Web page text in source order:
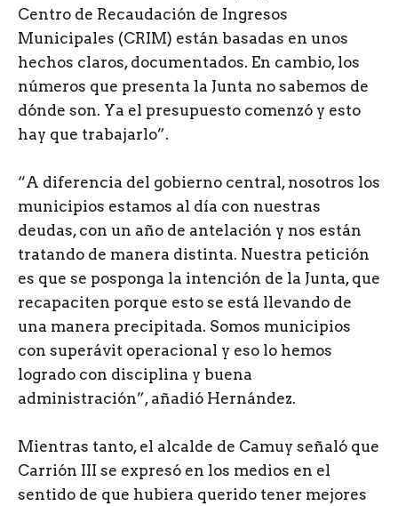
Centro de Recaudación de Ingresos
Municipales (CRIM) están basadas en unos
hechos claros, documentados. En cambio, los
números que presenta la Junta no sabemos de
dónde son. Ya el presupuesto comenzó y esto
hay que trabajarlo”.
“A diferencia del gobierno central, nosotros los
municipios estamos al día con nuestras
deudas, con un año de antelación y nos están
tratando de manera distinta. Nuestra petición
es que se posponga la intención de la Junta, que
recapaciten porque esto se está llevando de
una manera precipitada. Somos municipios
con superávit operacional y eso lo hemos
logrado con disciplina y buena
administración”, añadió Hernández.
Mientras tanto, el alcalde de Camuy señaló que
Carrión III se expresó en los medios en el
sentido de que hubiera querido tener mejores